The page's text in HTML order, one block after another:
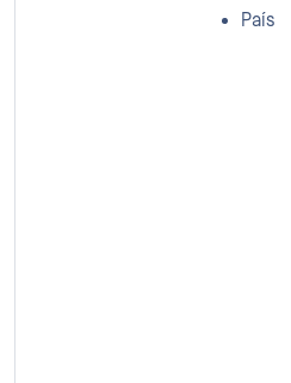
País